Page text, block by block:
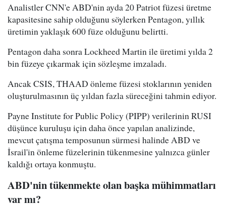
Analistler CNN'e ABD'nin ayda 20 Patriot füzesi üretme
kapasitesine sahip olduğunu söylerken Pentagon, yıllık
üretimin yaklaşık 600 füze olduğunu belirtti.
Pentagon daha sonra Lockheed Martin ile üretimi yılda 2
bin füzeye çıkarmak için sözleşme imzaladı.
Ancak CSIS, THAAD önleme füzesi stoklarının yeniden
oluşturulmasının üç yıldan fazla süreceğini tahmin ediyor.
Payne Institute for Public Policy (PIPP) verilerinin RUSI
düşünce kuruluşu için daha önce yapılan analizinde,
mevcut çatışma temposunun sürmesi halinde ABD ve
İsrail'in önleme füzelerinin tükenmesine yalnızca günler
kaldığı ortaya konmuştu.
ABD'nin tükenmekte olan başka mühimmatları
var mı?